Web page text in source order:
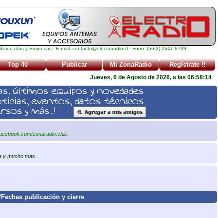
y Empresas - E-mail: contacto@electroradio.cl - Fono: (56-2) 2641 8709
Top 40 Publicar Mi ZonaRadio Regístrate !!
Jueves, 6 de Agosto de 2026, a las 06:58:15
zonaradio.chile
mucho más...
publicación y cierre